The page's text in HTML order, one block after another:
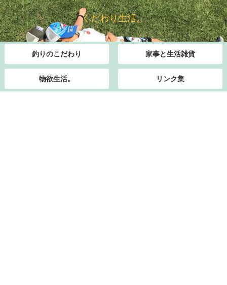
くだわり生活。
釣りのこだわり 家事と生活雑貨
物欲生活。 リンク集